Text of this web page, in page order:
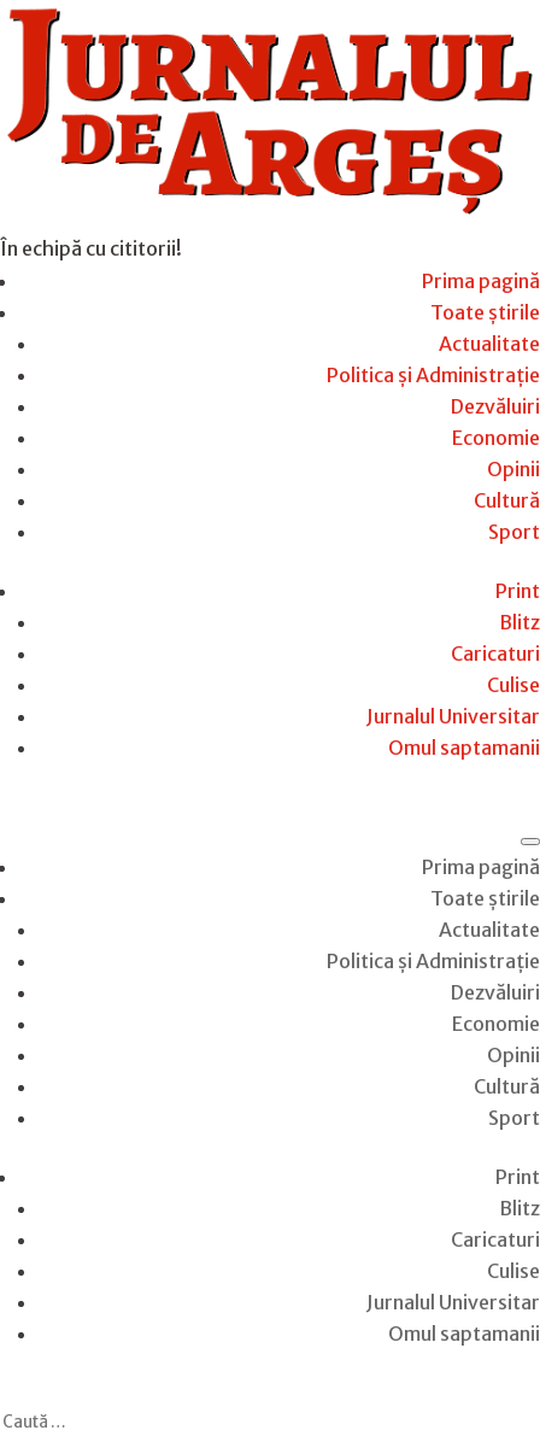
În echipă cu cititorii!
Prima pagină
Toate știrile
Actualitate
Politica și Administrație
Dezvăluiri
Economie
Opinii
Cultură
Sport
Print
Blitz
Caricaturi
Culise
Jurnalul Universitar
Omul saptamanii
Prima pagină
Toate știrile
Actualitate
Politica și Administrație
Dezvăluiri
Economie
Opinii
Cultură
Sport
Print
Blitz
Caricaturi
Culise
Jurnalul Universitar
Omul saptamanii